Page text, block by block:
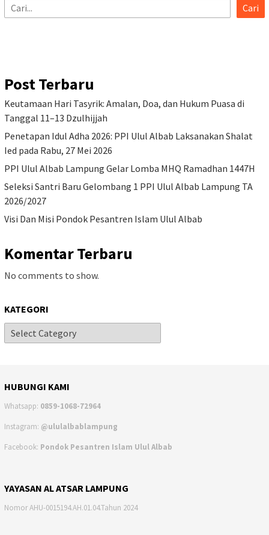
Cari
Post Terbaru
Keutamaan Hari Tasyrik: Amalan, Doa, dan Hukum Puasa di
Tanggal 11–13 Dzulhijjah
Penetapan Idul Adha 2026: PPI Ulul Albab Laksanakan Shalat
Ied pada Rabu, 27 Mei 2026
PPI Ulul Albab Lampung Gelar Lomba MHQ Ramadhan 1447H
Seleksi Santri Baru Gelombang 1 PPI Ulul Albab Lampung TA
2026/2027
Visi Dan Misi Pondok Pesantren Islam Ulul Albab
Komentar Terbaru
No comments to show.
KATEGORI
HUBUNGI KAMI
Whatsapp: 0859-1068-72964
Instagram: @ululalbablampung
Facebook: Pondok Pesantren Islam Ulul Albab
YAYASAN AL ATSAR LAMPUNG
Nomor AHU-0015194.AH.01.04.Tahun 2024